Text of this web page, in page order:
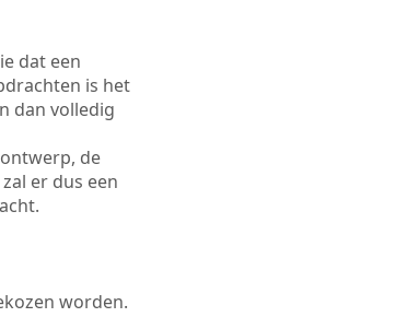
dat een
is het
dan volledig
de
er dus een
worden.